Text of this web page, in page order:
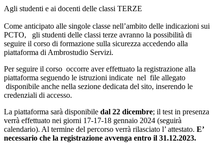
Agli studenti e ai docenti delle classi TERZE
Come anticipato alle singole classe nell’ambito delle indicazioni sui
PCTO, gli studenti delle classi terze avranno la possibilità di
seguire il corso di formazione sulla sicurezza accedendo alla
piattaforma di Ambrostudio Servizi.
Per seguire il corso occorre aver effettuato la registrazione alla
piattaforma seguendo le istruzioni indicate nel file allegato
disponibile anche nella sezione dedicata del sito, inserendo le
credenziali di accesso.
La piattaforma sarà disponibile dal 22 dicembre; il test in presenza
verrà effettuato nei giorni 17-17-18 gennaio 2024 (seguirà
calendario). Al termine del percorso verrà rilasciato l’ attestato. E’
necessario che la registrazione avvenga entro il 31.12.2023.